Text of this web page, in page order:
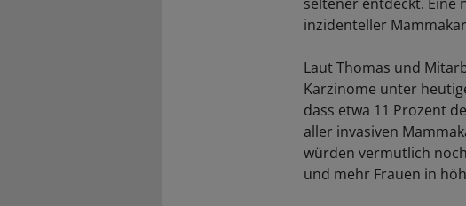
seltener entdeckt. Eine
inzidenteller
Laut Thomas und
Karzinome unter
dass etwa 11 Prozent
aller invasiven
würden vermutlich
und mehr Frauen in